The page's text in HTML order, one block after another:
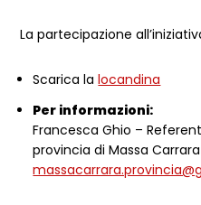
La partecipazione
Scarica lalocandina
Per informazioni:
Francesca Ghio –
provincia di Massa Carrara